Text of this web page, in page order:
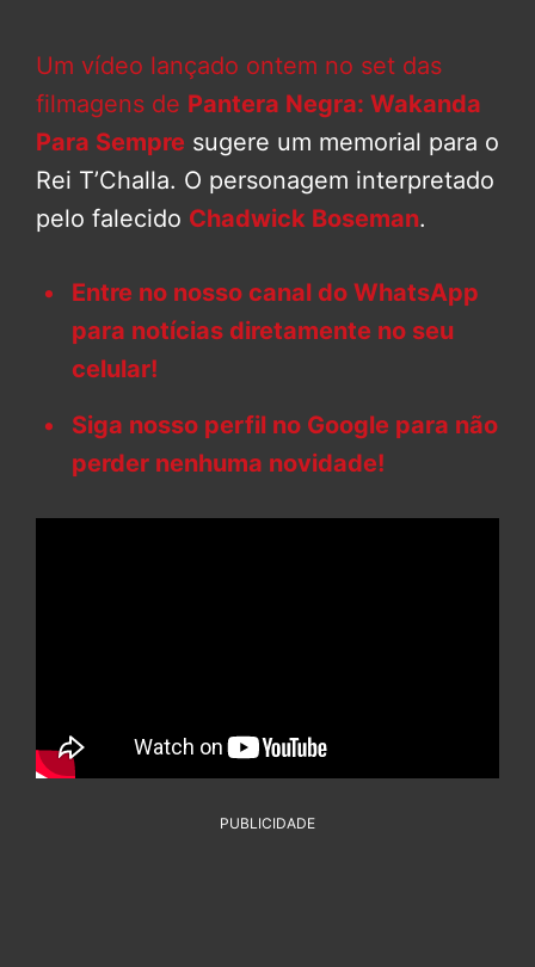
Um vídeo lançado ontem no set das
filmagens de Pantera Negra: Wakanda
Para Sempre sugere um memorial para o
Rei T’Challa. O personagem interpretado
pelo falecido Chadwick Boseman.
Entre no nosso canal do WhatsApp
para notícias diretamente no seu
celular!
Siga nosso perfil no Google para não
perder nenhuma novidade!
PUBLICIDADE